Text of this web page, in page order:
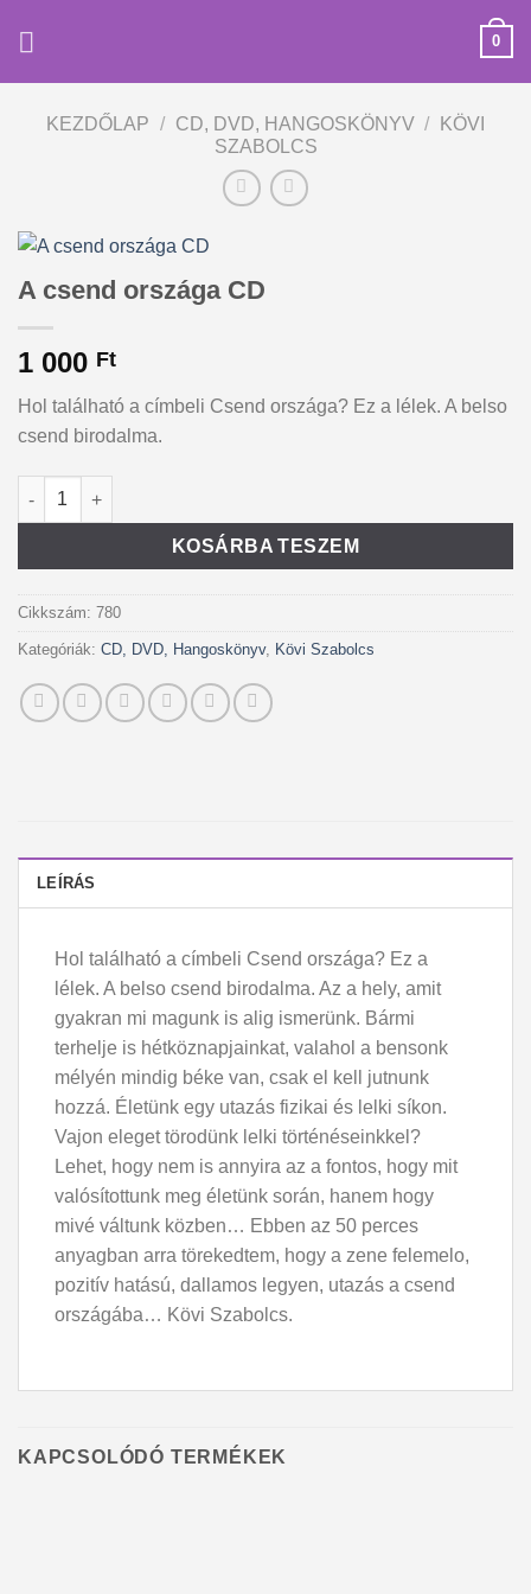
0
KEZDŐLAP / CD, DVD, HANGOSKÖNYV /
KÖVI
SZABOLCS
A csend országa CD
1 000 Ft
Hol található a címbeli Csend országa? Ez a lélek. A belso
csend birodalma.
A csend országa CD mennyiség
KOSÁRBA TESZEM
Alternative:
Cikkszám: 780
Kategóriák: CD, DVD, Hangoskönyv, Kövi Szabolcs
LEÍRÁS
Hol található a címbeli Csend országa? Ez a
lélek. A belso csend birodalma. Az a hely, amit
gyakran mi magunk is alig ismerünk. Bármi
terhelje is hétköznapjainkat, valahol a bensonk
mélyén mindig béke van, csak el kell jutnunk
hozzá. Életünk egy utazás fizikai és lelki síkon.
Vajon eleget törodünk lelki történéseinkkel?
Lehet, hogy nem is annyira az a fontos, hogy mit
valósítottunk meg életünk során, hanem hogy
mivé váltunk közben… Ebben az 50 perces
anyagban arra törekedtem, hogy a zene felemelo,
pozitív hatású, dallamos legyen, utazás a csend
országába… Kövi Szabolcs.
KAPCSOLÓDÓ TERMÉKEK